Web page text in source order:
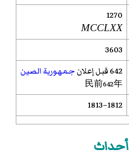
1270
MCCLXX
3603
642 قبل إعلان جمهورية الصين
民前642年
1812–1813
أحداث